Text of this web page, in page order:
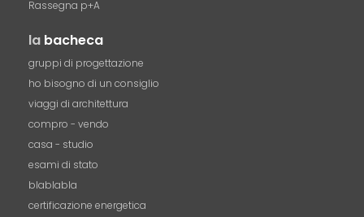
Rassegna p+A
la bacheca
gruppi di progettazione
ho bisogno di un consiglio
viaggi di architettura
compro - vendo
casa - studio
esami di stato
blablabla
certificazione energetica